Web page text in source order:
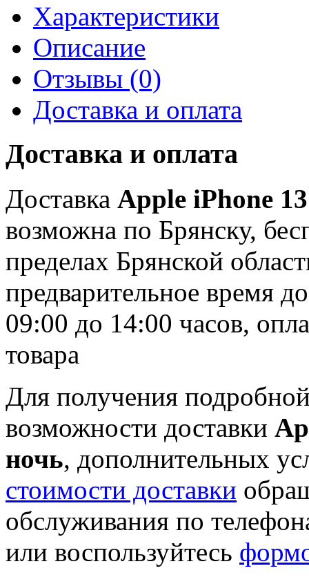
Характеристики
Описание
Отзывы (0)
Доставка и оплата
Доставка и оплата
Доставка Apple iPhone
возможна по Брянску,
пределах Брянской
предварительное время
09:00 до 14:00 часов,
товара
Для получения
возможности доставки
ночь, дополнительных
стоимости доставки
обслуживания по
или воспользуйтесь